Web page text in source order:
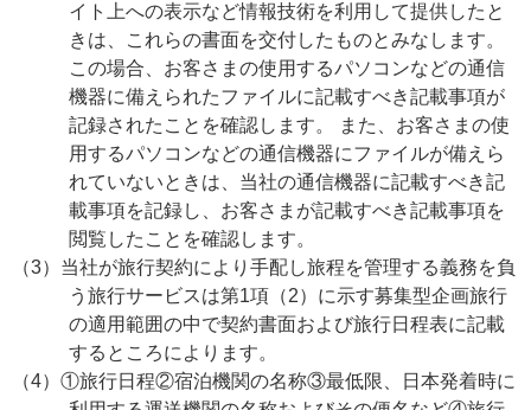
イト上への表示など情報技術を利用して提供したと
きは、これらの書面を交付したものとみなします。
この場合、お客さまの使用するパソコンなどの通信
機器に備えられたファイルに記載すべき記載事項が
記録されたことを確認します。 また、お客さまの使
用するパソコンなどの通信機器にファイルが備えら
れていないときは、当社の通信機器に記載すべき記
載事項を記録し、お客さまが記載すべき記載事項を
閲覧したことを確認します。
（3）当社が旅行契約により手配し旅程を管理する義務を負
う旅行サービスは第1項（2）に示す募集型企画旅行
の適用範囲の中で契約書面および旅行日程表に記載
するところによります。
（4）①旅行日程②宿泊機関の名称③最低限、日本発着時に